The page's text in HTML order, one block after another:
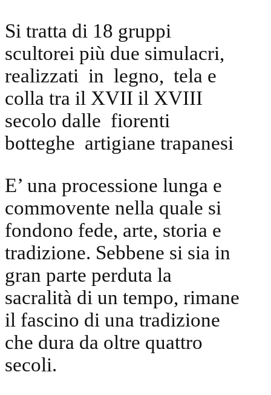
Si tratta di 18 gruppi
scultorei più due simulacri,
realizzati in legno, tela e
colla tra il XVII il XVIII
secolo dalle fiorenti
botteghe artigiane trapanesi
E’ una processione lunga e
commovente nella quale si
fondono fede, arte, storia e
tradizione. Sebbene si sia in
gran parte perduta la
sacralità di un tempo, rimane
il fascino di una tradizione
che dura da oltre quattro
secoli.